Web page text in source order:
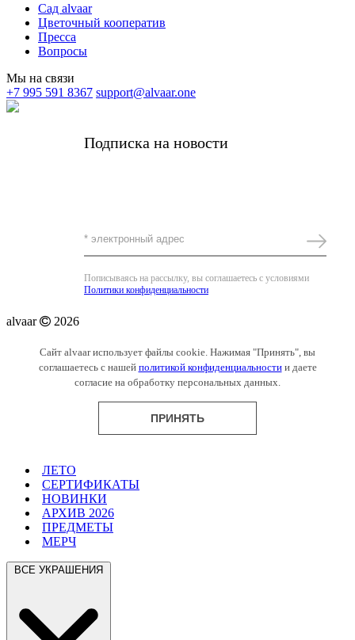
Сад alvaar
Цветочный кооператив
Пресса
Вопросы
Мы на связи
+7 995 591 8367 support@alvaar.one
Подписка на новости
Пописываясь на рассылку, вы соглашаетесь с условиями
Политики конфиденциальности
alvaar 2026
Сайт alvaar использует файлы cookie. Нажимая "Принять", вы
соглашаетесь с нашей политикой конфиденциальностии даете
согласие на обработку персональных данных.
ПРИНЯТЬ
ЛЕТО
СЕРТИФИКАТЫ
НОВИНКИ
АРХИВ 2026
ПРЕДМЕТЫ
МЕРЧ